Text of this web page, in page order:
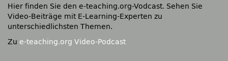
Hier finden Sie den e-teaching.org-Vodcast. Sehen Sie
Video-Beiträge mit E-Learning-Experten zu
unterschiedlichsten Themen.
Zu e-teaching.org Video-Podcast